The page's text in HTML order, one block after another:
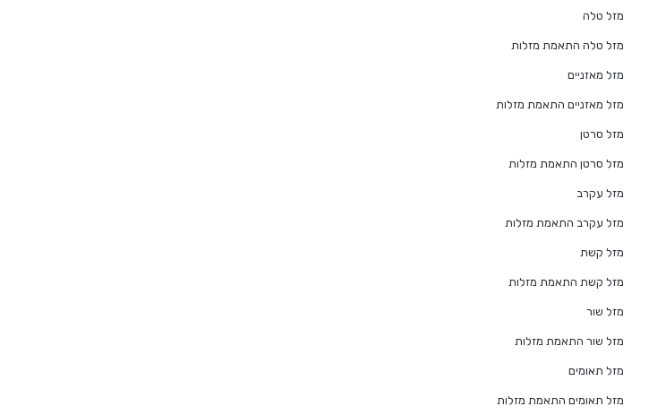
מזל טלה
מזל טלה התאמת מזלות
מזל מאזניים
מזל מאזניים התאמת מזלות
מזל סרטן
מזל סרטן התאמת מזלות
מזל עקרב
מזל עקרב התאמת מזלות
מזל קשת
מזל קשת התאמת מזלות
מזל שור
מזל שור התאמת מזלות
מזל תאומים
מזל תאומים התאמת מזלות